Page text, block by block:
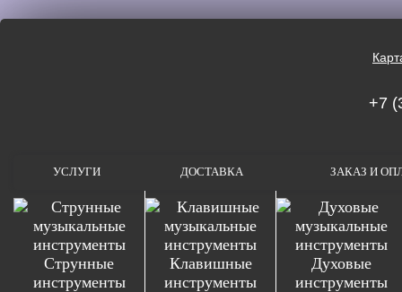
+7
УСЛУГИ ДОСТАВКА ЗАКАЗ И
Струнные
инструменты
Клавишные
инструменты
Духовые
инструменты